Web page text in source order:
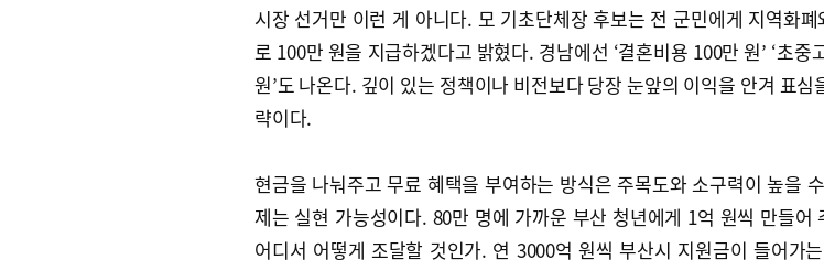
시장 선거만 이런 게 아니다. 모 기초단체장 후보는 전 군민에게 지역화폐
로 100만 원을 지급하겠다고 밝혔다. 경남에선 ‘결혼비용 100만 원’ ‘초중
원’도 나온다. 깊이 있는 정책이나 비전보다 당장 눈앞의 이익을 안겨 표심
략이다.
현금을 나눠주고 무료 혜택을 부여하는 방식은 주목도와 소구력이 높을
제는 실현 가능성이다. 80만 명에 가까운 부산 청년에게 1억 원씩 만들어
어디서 어떻게 조달할 것인가. 연 3000억 원씩 부산시 지원금이 들어가